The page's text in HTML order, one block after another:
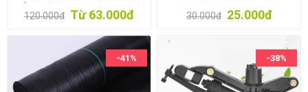
trồng đậu hà lan đá Maifan
120.000đ Từ 63.000đ 30.000đ 25.000đ
-41% -38%